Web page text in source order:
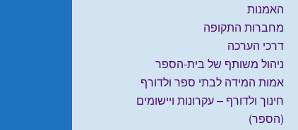
האמנות
מחברות התקופה
דרכי הערכה
ניהול משותף של בית-הספר
אמות המידה לבתי ספר ולדורף
חינוך ולדורף – עקרונות ויישומים
(הספר)